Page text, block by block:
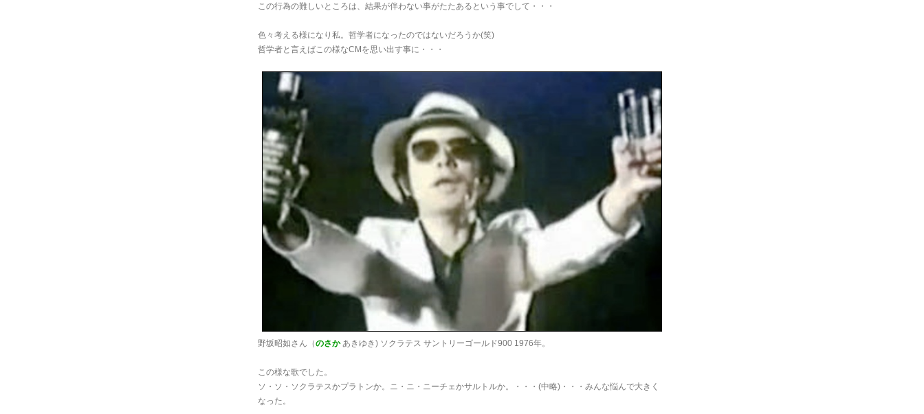
この行為の難しいところは、結果が伴わない事がたたあるという事でして・・・
色々考える様になり私。哲学者になったのではないだろうか(笑)
哲学者と言えばこの様なCMを思い出す事に・・・
野坂昭如さん（のさかあきゆき) ソクラテス サントリーゴールド900 1976年。
この様な歌でした。
ソ・ソ・ソクラテスかプラトンか。ニ・ニ・ニーチェかサルトルか。・・・(中略)・・・みんな悩んで大きく
なった。